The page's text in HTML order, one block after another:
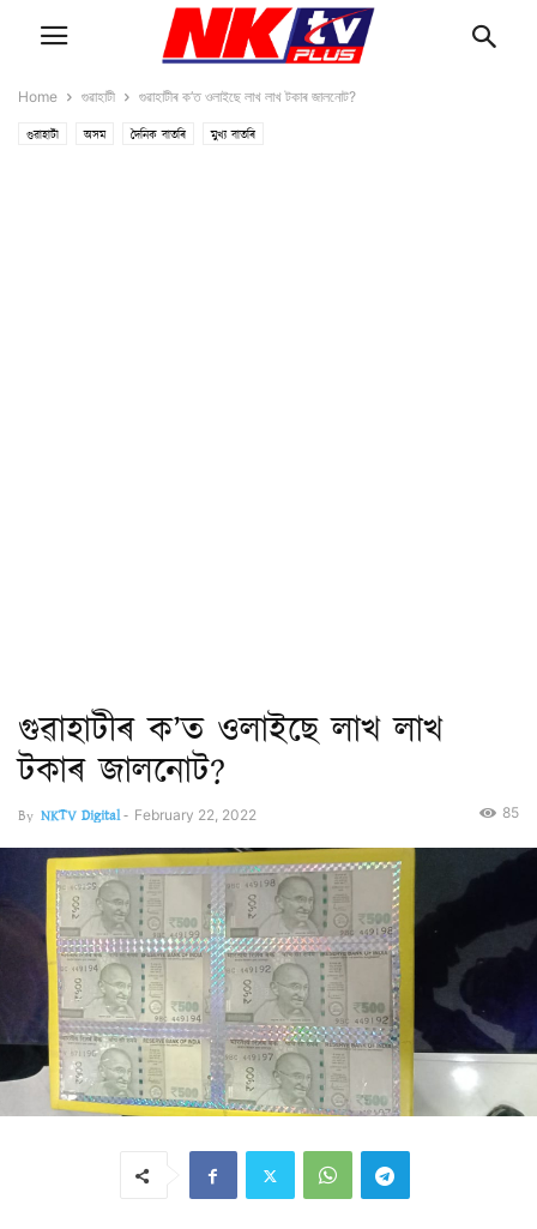
Home গুৱাহাটী গুৱাহাটীৰ ক’ত ওলাইছে লাখ লাখ টকাৰ জালনোট?
গুৱাহাটী অসম দৈনিক বাতৰি মুখ্য বাতৰি
গুৱাহাটীৰ ক’ত ওলাইছে লাখ লাখ
টকাৰ জালনোট?
By NKTV Digital- February 22, 2022 85